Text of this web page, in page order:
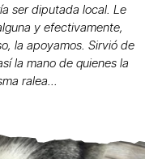
ser diputada local. Le
y efectivamente,
la apoyamos. Sirvió de
la mano de quienes la
ralea...